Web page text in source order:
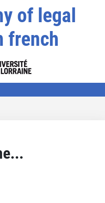
of legal
french